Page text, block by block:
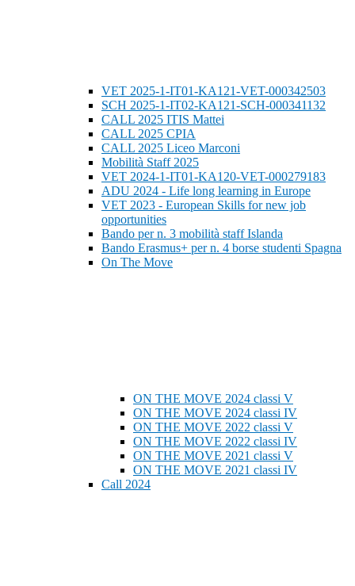
VET 2025-1-IT01-KA121-VET-000342503
SCH 2025-1-IT02-KA121-SCH-000341132
CALL 2025 ITIS Mattei
CALL 2025 CPIA
CALL 2025 Liceo Marconi
Mobilità Staff 2025
VET 2024-1-IT01-KA120-VET-000279183
ADU 2024 - Life long learning in Europe
VET 2023 - European Skills for new job
opportunities
Bando per n. 3 mobilità staff Islanda
Bando Erasmus+ per n. 4 borse studenti Spagna
On The Move
ON THE MOVE 2024 classi V
ON THE MOVE 2024 classi IV
ON THE MOVE 2022 classi V
ON THE MOVE 2022 classi IV
ON THE MOVE 2021 classi V
ON THE MOVE 2021 classi IV
Call 2024